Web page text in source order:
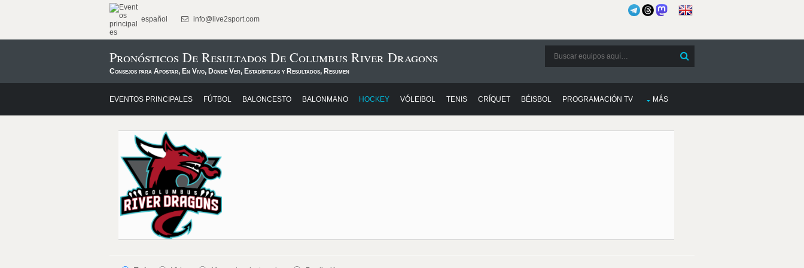
español info@live2sport.com
Pronósticos De Resultados De Columbus River Dragons
Consejos para Apostar, En Vivo, Dónde Ver, Estadísticas y Resultados, Resumen
EVENTOS PRINCIPALES FÚTBOL BALONCESTO BALONMANO HOCKEY VÓLEIBOL TENIS CRÍQUET BÉISBOL PROGRAMACIÓN TV MÁS